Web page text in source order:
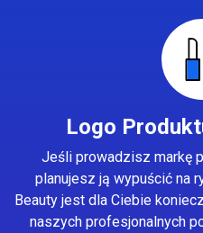
Logo
Jeśli prowadzisz markę
planujesz ją wypuścić na
Beauty jest dla Ciebie
naszych profesjonalnych